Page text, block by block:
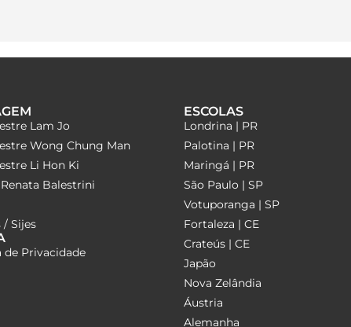
Lam Jo
Wong Chung Man
Li Hon Ki
Balestrini
/ Sijes
de Privacidade
ESCOLAS
Londrina | PR
Palotina | PR
Maringá | PR
São Paulo | SP
Votuporanga | SP
Fortaleza | CE
Crateús | CE
Japão
Nova Zelândia
Áustria
Alemanha